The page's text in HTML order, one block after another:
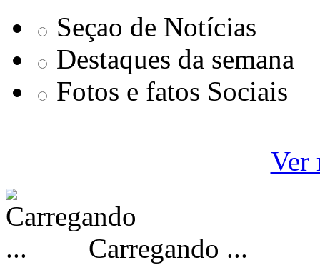
Seçao de Notícias
Destaques da semana
Fotos e fatos Sociais
Ver
Carregando ...